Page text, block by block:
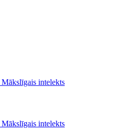
Mākslīgais intelekts
Mākslīgais intelekts